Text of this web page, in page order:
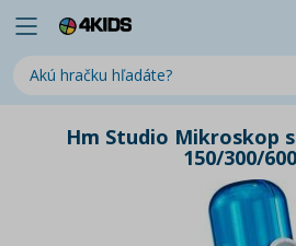
Hm Studio Mikroskop
150/300/